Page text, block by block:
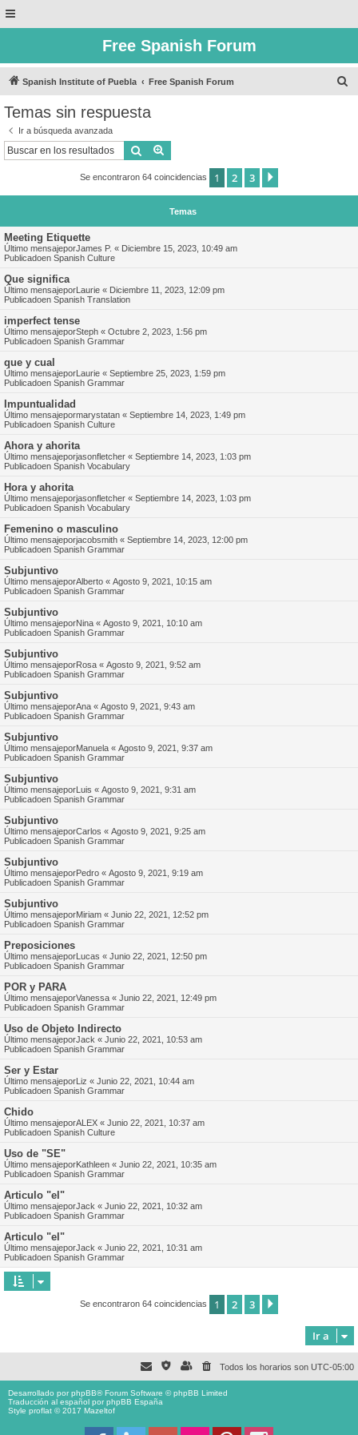
Free Spanish Forum
Spanish Institute of Puebla Free Spanish Forum
Temas sin respuesta
Ir a búsqueda avanzada
Buscar
Se encontraron 64 coincidencias 1 2 3
Temas
Meeting Etiquette
Último mensajeporJames P. « Diciembre 15, 2023, 10:49 am
Publicadoen Spanish Culture
Que significa
Último mensajeporLaurie « Diciembre 11, 2023, 12:09 pm
Publicadoen Spanish Translation
imperfect tense
Último mensajeporSteph « Octubre 2, 2023, 1:56 pm
Publicadoen Spanish Grammar
que y cual
Último mensajeporLaurie « Septiembre 25, 2023, 1:59 pm
Publicadoen Spanish Grammar
Impuntualidad
Último mensajepormarystatan « Septiembre 14, 2023, 1:49 pm
Publicadoen Spanish Culture
Ahora y ahorita
Último mensajeporjasonfletcher « Septiembre 14, 2023, 1:03 pm
Publicadoen Spanish Vocabulary
Hora y ahorita
Último mensajeporjasonfletcher « Septiembre 14, 2023, 1:03 pm
Publicadoen Spanish Vocabulary
Femenino o masculino
Último mensajeporjacobsmith « Septiembre 14, 2023, 12:00 pm
Publicadoen Spanish Grammar
Subjuntivo
Último mensajeporAlberto « Agosto 9, 2021, 10:15 am
Publicadoen Spanish Grammar
Subjuntivo
Último mensajeporNina « Agosto 9, 2021, 10:10 am
Publicadoen Spanish Grammar
Subjuntivo
Último mensajeporRosa « Agosto 9, 2021, 9:52 am
Publicadoen Spanish Grammar
Subjuntivo
Último mensajeporAna « Agosto 9, 2021, 9:43 am
Publicadoen Spanish Grammar
Subjuntivo
Último mensajeporManuela « Agosto 9, 2021, 9:37 am
Publicadoen Spanish Grammar
Subjuntivo
Último mensajeporLuis « Agosto 9, 2021, 9:31 am
Publicadoen Spanish Grammar
Subjuntivo
Último mensajeporCarlos « Agosto 9, 2021, 9:25 am
Publicadoen Spanish Grammar
Subjuntivo
Último mensajeporPedro « Agosto 9, 2021, 9:19 am
Publicadoen Spanish Grammar
Subjuntivo
Último mensajeporMiriam « Junio 22, 2021, 12:52 pm
Publicadoen Spanish Grammar
Preposiciones
Último mensajeporLucas « Junio 22, 2021, 12:50 pm
Publicadoen Spanish Grammar
POR y PARA
Último mensajeporVanessa « Junio 22, 2021, 12:49 pm
Publicadoen Spanish Grammar
Uso de Objeto Indirecto
Último mensajeporJack « Junio 22, 2021, 10:53 am
Publicadoen Spanish Grammar
Ser y Estar
Último mensajeporLiz « Junio 22, 2021, 10:44 am
Publicadoen Spanish Grammar
Chido
Último mensajeporALEX « Junio 22, 2021, 10:37 am
Publicadoen Spanish Culture
Uso de "SE"
Último mensajeporKathleen « Junio 22, 2021, 10:35 am
Publicadoen Spanish Grammar
Articulo "el"
Último mensajeporJack « Junio 22, 2021, 10:32 am
Publicadoen Spanish Grammar
Articulo "el"
Último mensajeporJack « Junio 22, 2021, 10:31 am
Publicadoen Spanish Grammar
Se encontraron 64 coincidencias 1 2 3
Ir a
Todos los horarios son UTC-05:00
Desarrollado porphpBB® Forum Software © phpBB Limited
Traducción al español porphpBB España
Style proflat © 2017 Mazeltof